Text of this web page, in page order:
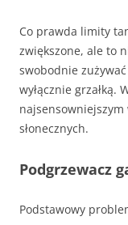
Co prawda limity
zwiększone, ale to
swobodnie
wyłącznie grzałką.
słonecznych.
Podgrzewacz
Podstawowy